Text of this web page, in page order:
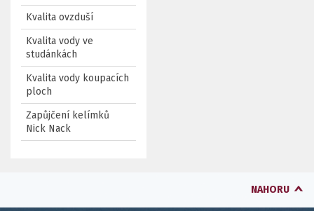
Kvalita ovzduší
Kvalita vody ve
studánkách
Kvalita vody koupacích
ploch
Zapůjčení kelímků
Nick Nack
NAHORU